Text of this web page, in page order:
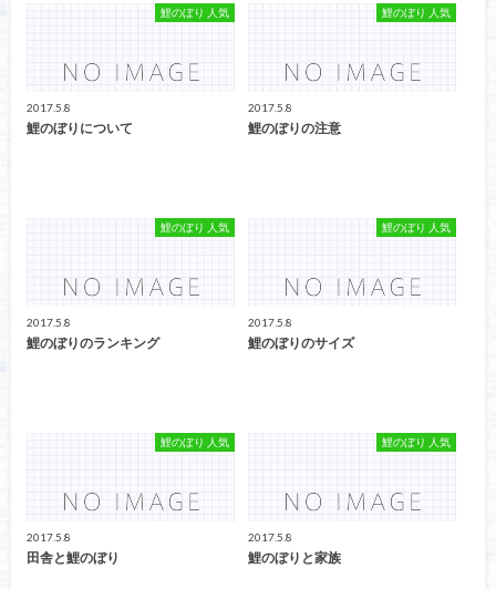
鯉のぼり 人気
2017.5.8
鯉のぼりについて
鯉のぼり 人気
2017.5.8
鯉のぼりの注意
鯉のぼり 人気
2017.5.8
鯉のぼりのランキング
鯉のぼり 人気
2017.5.8
鯉のぼりのサイズ
鯉のぼり 人気
2017.5.8
田舎と鯉のぼり
鯉のぼり 人気
2017.5.8
鯉のぼりと家族